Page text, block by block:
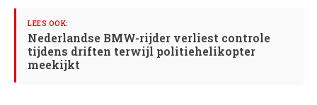
Nederlandse BMW-rijder verliest controle
tijdens driften terwijl politiehelikopter
meekijkt